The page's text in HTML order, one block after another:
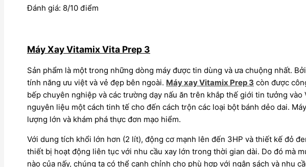
Đánh giá: 8/10 điểm
Máy Xay Vitamix Vita Prep 3
Sản phẩm là một trong những dòng máy được tin dùng và ưa chuộng nhất.
tính năng ưu việt và vẻ đẹp bên ngoài. Máy xay Vitamix Prep 3 còn được
bếp chuyên nghiệp và các trường dạy nấu ăn trên khắp thế giới tin tưởng
nguyên liệu một cách tinh tế cho đến cách trộn các loại bột bánh dẻo dai.
lượng lớn và khám phá thực đơn mạo hiểm.
Với dung tích khổi lớn hơn (2 lít), động cơ mạnh lên đến 3HP và thiết kế đỏ
thiết bị hoạt động liên tục với nhu cầu xay lớn trong thời gian dài. Do đó mà
nào của nấy, chúng ta có thể canh chỉnh cho phù hợp với ngân sách và nhu